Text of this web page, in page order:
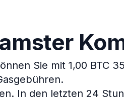
Sie mit 1,00 BTC
In den letzten 24